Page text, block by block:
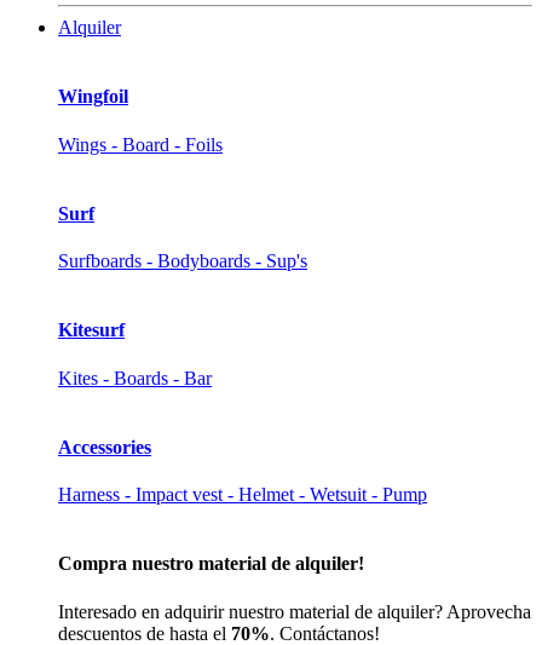
Alquiler
Wingfoil
Wings - Board - Foils
Surf
Surfboards - Bodyboards - Sup's
Kitesurf
Kites - Boards - Bar
Accessories
Harness - Impact vest - Helmet - Wetsuit - Pump
Compra nuestro material de alquiler!
Interesado en adquirir nuestro material de alquiler? Aprovecha
descuentos de hasta el 70%. Contáctanos!